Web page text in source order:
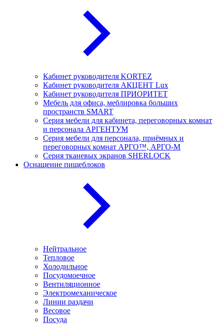
Кабинет руководителя KORTEZ
Кабинет руководителя АКЦЕНТ Lux
Кабинет руководителя ПРИОРИТЕТ
Мебель для офиса, меблировка больших
пространств SMART
Серия мебели для кабинета, переговорных комнат
и персонала АРГЕНТУМ
Серия мебели для персонала, приёмных и
переговорных комнат АРГО™, АРГО-М
Серия тканевых экранов SHERLOCK
Оснащение пищеблоков
Нейтральное
Тепловое
Холодильное
Посудомоечное
Вентиляционное
Электромеханическое
Линии раздачи
Весовое
Посуда